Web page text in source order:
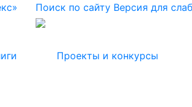
Поиск по сайту Версия для
Проекты и конкурсы